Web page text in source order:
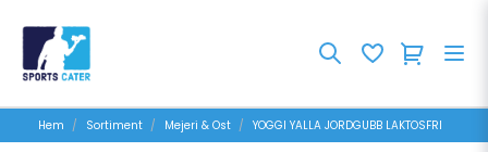
Hem Sortiment Mejeri & Ost YOGGI YALLA JORDGUBB LAKTOSFRI